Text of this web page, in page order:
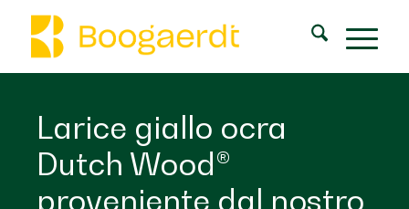
Larice giallo ocra
Dutch Wood®
proveniente dal nostro